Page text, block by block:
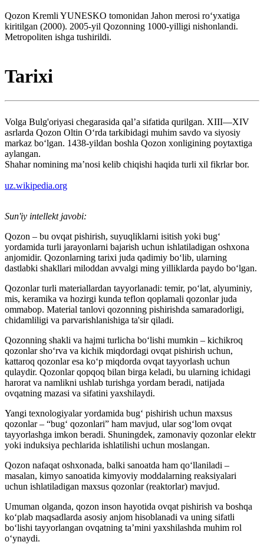
Qozon Kremli YUNESKO tomonidan Jahon merosi roʻyxatiga
kiritilgan (2000). 2005-yil Qozonning 1000-yilligi nishonlandi.
Metropoliten ishga tushirildi.
Tarixi
Volga Bulg'oriyasi chegarasida qal’a sifatida qurilgan. XIII—XIV
asrlarda Qozon Oltin Oʻrda tarkibidagi muhim savdo va siyosiy
markaz boʻlgan. 1438-yildan boshla Qozon xonligining poytaxtiga
aylangan.
Shahar nomining maʼnosi kelib chiqishi haqida turli xil fikrlar bor.
uz.wikipedia.org
Sun'iy intellekt javobi:
Qozon – bu ovqat pishirish, suyuqliklarni isitish yoki bug‘
yordamida turli jarayonlarni bajarish uchun ishlatiladigan oshxona
anjomidir. Qozonlarning tarixi juda qadimiy bo‘lib, ularning
dastlabki shakllari miloddan avvalgi ming yilliklarda paydo bo‘lgan.
Qozonlar turli materiallardan tayyorlanadi: temir, po‘lat, alyuminiy,
mis, keramika va hozirgi kunda teflon qoplamali qozonlar juda
ommabop. Material tanlovi qozonning pishirishda samaradorligi,
chidamliligi va parvarishlanishiga ta'sir qiladi.
Qozonning shakli va hajmi turlicha bo‘lishi mumkin – kichikroq
qozonlar sho‘rva va kichik miqdordagi ovqat pishirish uchun,
kattaroq qozonlar esa ko‘p miqdorda ovqat tayyorlash uchun
qulaydir. Qozonlar qopqoq bilan birga keladi, bu ularning ichidagi
harorat va namlikni ushlab turishga yordam beradi, natijada
ovqatning mazasi va sifatini yaxshilaydi.
Yangi texnologiyalar yordamida bug‘ pishirish uchun maxsus
qozonlar – “bug‘ qozonlari” ham mavjud, ular sog‘lom ovqat
tayyorlashga imkon beradi. Shuningdek, zamonaviy qozonlar elektr
yoki induksiya pechlarida ishlatilishi uchun moslangan.
Qozon nafaqat oshxonada, balki sanoatda ham qo‘llaniladi –
masalan, kimyo sanoatida kimyoviy moddalarning reaksiyalari
uchun ishlatiladigan maxsus qozonlar (reaktorlar) mavjud.
Umuman olganda, qozon inson hayotida ovqat pishirish va boshqa
ko‘plab maqsadlarda asosiy anjom hisoblanadi va uning sifatli
bo‘lishi tayyorlangan ovqatning ta’mini yaxshilashda muhim rol
o‘ynaydi.